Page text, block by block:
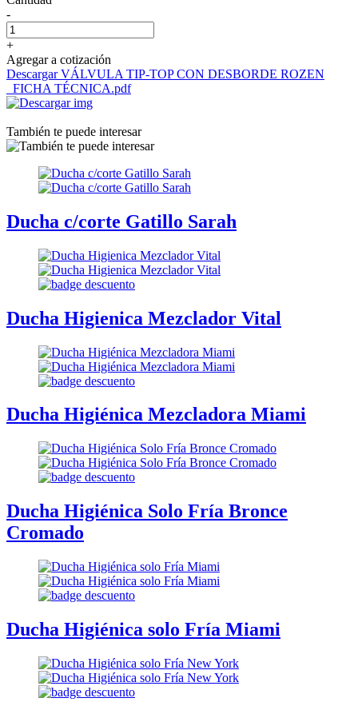
-
+
Agregar a cotización
Descargar VÁLVULA TIP-TOP CON DESBORDE ROZEN
_FICHA TÉCNICA.pdf
También te puede interesar
Ducha c/corte Gatillo Sarah
Ducha Higienica Mezclador Vital
Ducha Higiénica Mezcladora Miami
Ducha Higiénica Solo Fría Bronce
Cromado
Ducha Higiénica solo Fría Miami